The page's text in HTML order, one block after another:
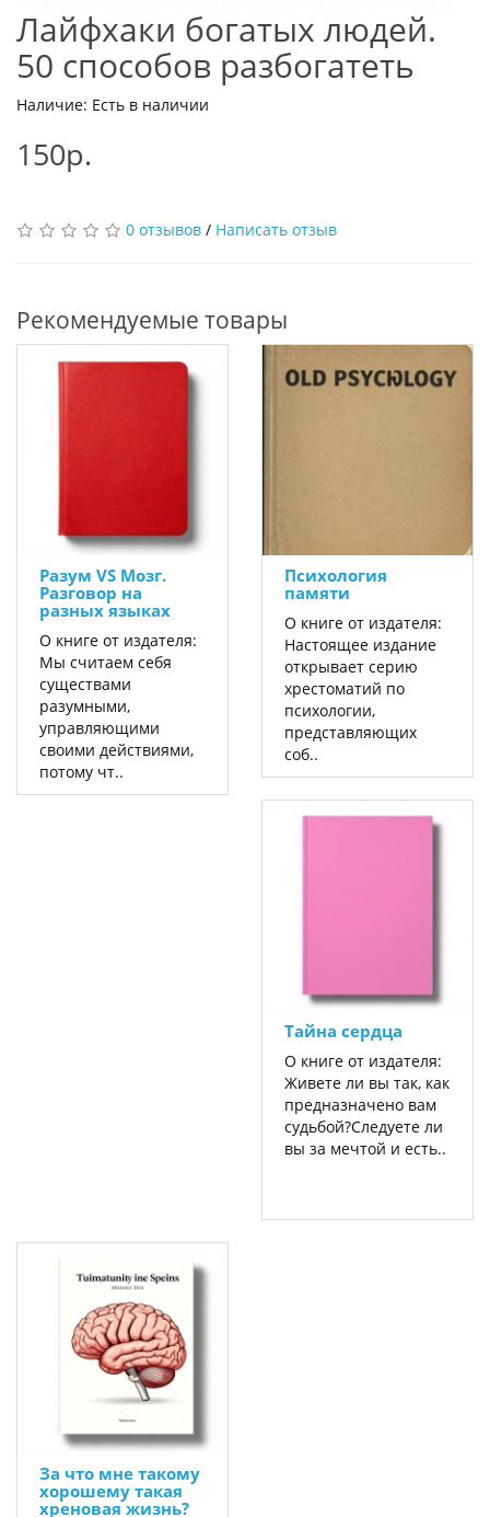
Лайфхаки богатых людей.
50 способов разбогатеть
Наличие: Есть в наличии
150р.
0 отзывов / Написать отзыв
Рекомендуемые товары
Разум VS Мозг.
Разговор на
разных языках
О книге от издателя:
Мы считаем себя
существами
разумными,
управляющими
своими действиями,
потому чт..
Психология
памяти
О книге от издателя:
Настоящее издание
открывает серию
хрестоматий по
психологии,
представляющих
соб..
Тайна сердца
О книге от издателя:
Живете ли вы так, как
предназначено вам
судьбой?Следуете ли
вы за мечтой и есть..
За что мне такому
хорошему такая
хреновая жизнь?